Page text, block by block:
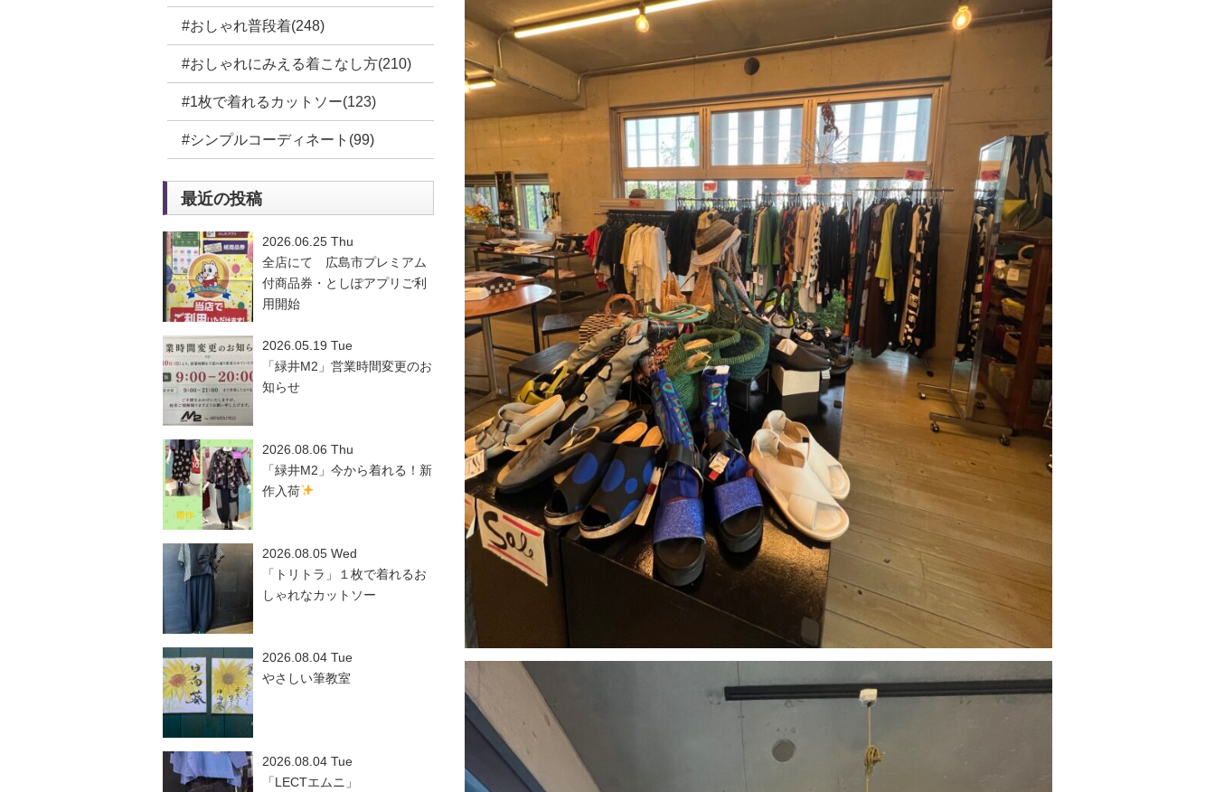
#おしゃれ普段着(248)
#おしゃれにみえる着こなし方(210)
#1枚で着れるカットソー(123)
#シンプルコーディネート(99)
最近の投稿
2026.06.25 Thu
全店にて 広島市プレミアム
付商品券・としぽアプリご利
用開始
2026.05.19 Tue
「緑井M2」営業時間変更のお
知らせ
2026.08.06 Thu
「緑井M2」今から着れる！新
作入荷
2026.08.05 Wed
「トリトラ」１枚で着れるお
しゃれなカットソー
2026.08.04 Tue
やさしい筆教室
2026.08.04 Tue
「LECTエムニ」